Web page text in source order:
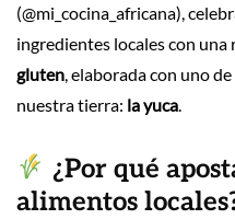
(@mi_cocina_africana),
ingredientes locales con una
gluten , elaborada con uno
nuestra tierra: la yuca
¿Por qué
alimentos